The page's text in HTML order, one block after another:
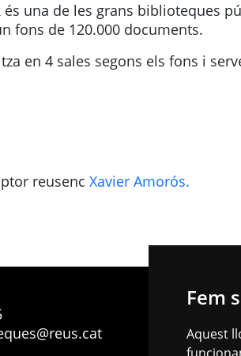
Fem
Aquest
és una de les grans biblioteques
fons de 120.000 documents.
en 4 sales segons els fons i
reusenc Xavier Amorós.